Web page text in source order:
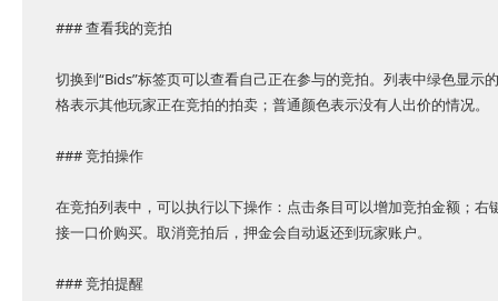
### 查看我的竞拍
切换到“Bids”标签页可以查看自己正在参与的竞拍。列表中绿色显
格表示其他玩家正在竞拍的拍卖；普通颜色表示没有人出价的情况。
### 竞拍操作
在竞拍列表中，可以执行以下操作：点击条目可以增加竞拍金额；
接一口价购买。取消竞拍后，押金会自动返还到玩家账户。
### 竞拍提醒